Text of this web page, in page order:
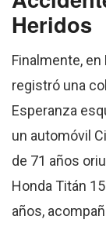
Heridos
Finalmente, en
registró una
Esperanza
un automóvil
de 71 años
Honda Titán
años,